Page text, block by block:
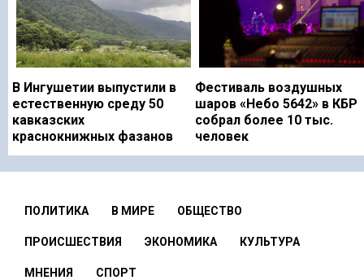
В Ингушетии выпустили в
естественную среду 50
кавказских
краснокнижных фазанов
Фестиваль воздушных
шаров «Небо 5642» в КБР
собрал более 10 тыс.
человек
ПОЛИТИКА В МИРЕ ОБЩЕСТВО
ПРОИСШЕСТВИЯ ЭКОНОМИКА КУЛЬТУРА
МНЕНИЯ СПОРТ